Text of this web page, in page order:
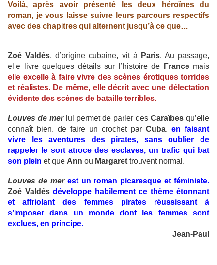
Voilà, après avoir présenté les deux héroïnes du
roman, je vous laisse suivre leurs parcours respectifs
avec des chapitres qui alternent jusqu’à ce que…
Zoé Valdés, d’origine cubaine, vit à Paris. Au passage,
elle livre quelques détails sur l’histoire de
Francemais
elle excelle à faire vivre des scènes érotiques torrides
et réalistes. De même, elle décrit avec une délectation
évidente des scènes de bataille terribles.
Louves de merlui permet de parler desCaraïbes qu’elle
connaît bien, de faire un crochet par Cuba, en faisant
vivre les aventures des pirates, sans oublier de
rappeler le sort atroce des esclaves, un trafic qui bat
son plein et que Ann ou Margaret trouvent normal.
Louves de mer est un roman picaresque et féministe.
Zoé Valdés développe habilement ce thème étonnant
et affriolant des femmes pirates réussissant à
s’imposer dans un monde dont les femmes sont
exclues, en principe.
Jean-Paul